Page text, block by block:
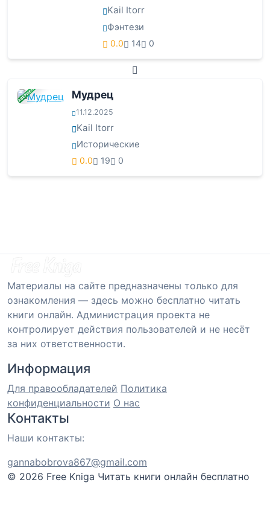
Kail Itorr
Фэнтези
0.0 14 0
ЗАВЕРШЕНА Мудрец
11.12.2025
Kail Itorr
Исторические
0.0 19 0
Материалы на сайте предназначены только для
ознакомления — здесь можно бесплатно читать
книги онлайн. Администрация проекта не
контролирует действия пользователей и не несёт
за них ответственности.
Информация
Для правообладателей Политика
конфиденциальности О нас
Контакты
Наши контакты:
gannabobrova867@gmail.com
© 2026 Free Kniga Читать книги онлайн бесплатно